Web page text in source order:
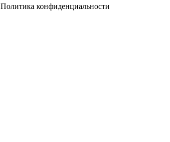
Политика конфиденциальности